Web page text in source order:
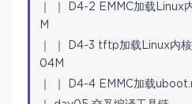
｜ ｜ D4-2 EMMC加载Linux
M
｜ ｜ D4-3 tftp加载Linux内
04M
｜ ｜ D4-4 EMMC加载